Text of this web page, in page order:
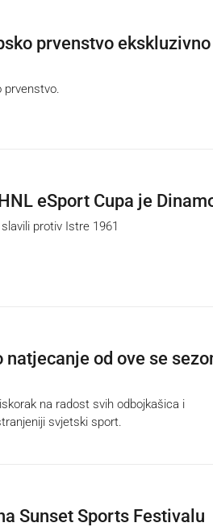
prvenstvo
eSport Cupa je
protiv Istre 1961
od ove se
na radost svih odbojkašica i
svjetski sport.
Sunset Sports Festivalu